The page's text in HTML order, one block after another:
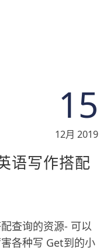
15
12月 2019
语写作搭配
查询的资源- 可以
各种写 Get到的小